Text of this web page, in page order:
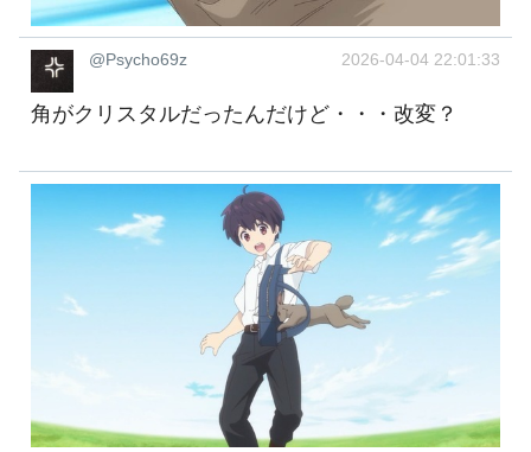
@Psycho69z 2026-04-04 22:01:33
角がクリスタルだったんだけど・・・改変？